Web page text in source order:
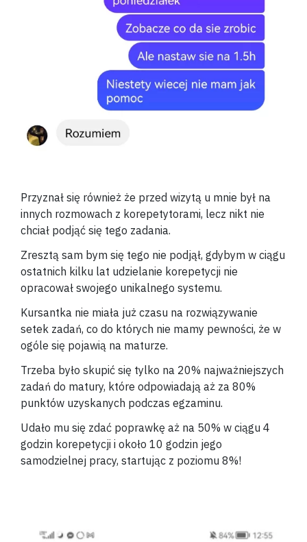
Przyznał się również że przed wizytą u mnie był na
innych rozmowach z korepetytorami, lecz nikt nie
chciał podjąć się tego zadania.
Zresztą sam bym się tego nie podjął, gdybym w ciągu
ostatnich kilku lat udzielanie korepetycji nie
opracował swojego unikalnego systemu.
Kursantka nie miała już czasu na rozwiązywanie
setek zadań, co do których nie mamy pewności, że w
ogóle się pojawią na maturze.
Trzeba było skupić się tylko na 20% najważniejszych
zadań do matury, które odpowiadają aż za 80%
punktów uzyskanych podczas egzaminu.
Udało mu się zdać poprawkę aż na 50% w ciągu 4
godzin korepetycji i około 10 godzin jego
samodzielnej pracy, startując z poziomu 8%!